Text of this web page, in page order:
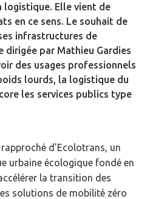
logistique. Elle vient de
en ce sens. Le souhait de
infrastructures de
par Mathieu Gardies
des usages professionnels
lourds, la logistique du
les services publics type
d’Ecolotrans, un
urbaine écologique fondé en
la transition des
solutions de mobilité zéro